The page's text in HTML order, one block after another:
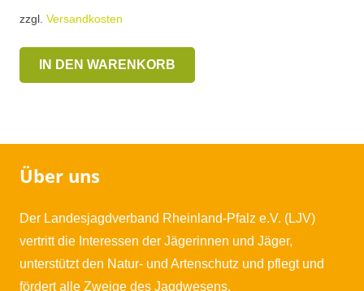
zzgl. Versandkosten
IN DEN WARENKORB
Über uns
Der Landesjagdverband Rheinland-Pfalz e.V. (LJV)
vertritt die Interessen der Jägerinnen und Jäger,
unterstützt den Natur- und Artenschutz und pflegt und
fördert alle Zweige des Jagdwesens.